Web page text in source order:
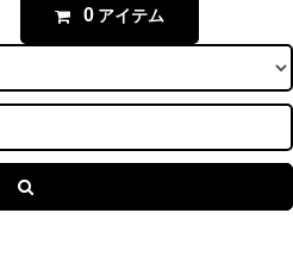
0 アイテム